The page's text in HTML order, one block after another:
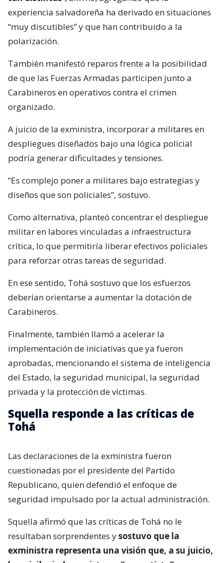
experiencia salvadoreña ha derivado en situaciones
“muy discutibles” y que han contribuido a la
polarización.
También manifestó reparos frente a la posibilidad
de que las Fuerzas Armadas participen junto a
Carabineros en operativos contra el crimen
organizado.
A juicio de la exministra, incorporar a militares en
despliegues diseñados bajo una lógica policial
podría generar dificultades y tensiones.
“Es complejo poner a militares bajo estrategias y
diseños que son policiales”, sostuvo.
Como alternativa, planteó concentrar el despliegue
militar en labores vinculadas a infraestructura
crítica, lo que permitiría liberar efectivos policiales
para reforzar otras tareas de seguridad.
En ese sentido, Tohá sostuvo que los esfuerzos
deberían orientarse a aumentar la dotación de
Carabineros.
Finalmente, también llamó a acelerar la
implementación de iniciativas que ya fueron
aprobadas, mencionando el sistema de inteligencia
del Estado, la seguridad municipal, la seguridad
privada y la protección de víctimas.
Squella responde a las críticas de
Tohá
Las declaraciones de la exministra fueron
cuestionadas por el presidente del Partido
Republicano, quien defendió el enfoque de
seguridad impulsado por la actual administración.
Squella afirmó que las críticas de Tohá no le
resultaban sorprendentes ysostuvo que la
exministra representa una visión que, a su juicio,